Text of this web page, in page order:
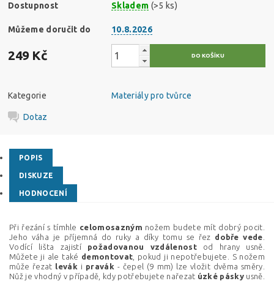
Dostupnost Skladem (>5 ks)
Můžeme doručit do 10.8.2026
249 Kč
Kategorie Materiály pro tvůrce
Dotaz
POPIS
DISKUZE
HODNOCENÍ
Při řezání s tímhle celomosazným nožem budete mít dobrý pocit.
Jeho váha je příjemná do ruky a díky tomu se řez dobře vede
Vodící lišta zajistí požadovanou vzdálenostod hrany usně.
Můžete ji ale také demontovat , pokud ji nepotřebujete. S nožem
může řezat levák i pravák - čepel (9 mm) lze vložit dvěma směry.
Nůž je vhodný v případě, kdy potřebujete nařezat úzké pásky usně.